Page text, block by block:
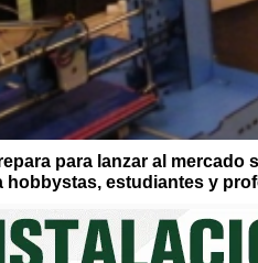
para lanzar al
hobbystas, estudiantes y